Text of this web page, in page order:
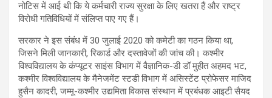
नोटिस में आई थी कि ये कर्मचारी राज्य सुरक्षा के लिए खतरा हैं और राष्ट्र
विरोधी गतिविधियों में संलिप्त पाए गए हैं।
सरकार ने इस संबंध में 30 जुलाई 2020 को कमेटी का गठन किया था,
जिसने मिली जानकारी, रिकार्ड और दस्तावेजों की जांच की। कश्मीर
विश्वविद्यालय के कंप्यूटर साइंस विभाग में वैज्ञानिक-डी डॉ मुहीत अहमद भट,
कश्मीर विश्वविद्यालय के मैनेजमेंट स्टडी विभाग में असिस्टेंट प्रोफेसर माजिद
हुसैन कादरी, जम्मू-कश्मीर उद्यमिता विकास संस्थान में प्रबंधक आइटी सैयद